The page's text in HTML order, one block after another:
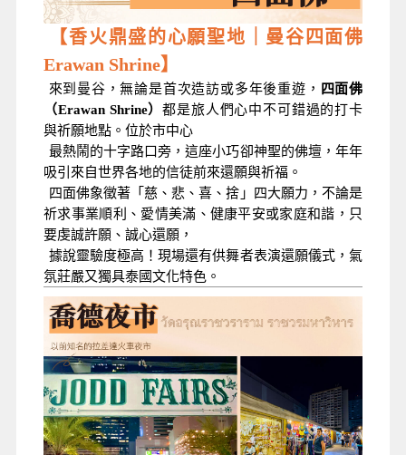
【香火鼎盛的心願聖地｜曼谷四面佛
Erawan Shrine】
來到曼谷，無論是首次造訪或多年後重遊，
四面佛
（Erawan Shrine）都是旅人們心中不可錯過的打卡
與祈願地點。位於市中心
最熱鬧的十字路口旁，這座小巧卻神聖的佛壇，年年
吸引來自世界各地的信徒前來還願與祈福。
四面佛象徵著「慈、悲、喜、捨」四大願力，不論是
祈求事業順利、愛情美滿、健康平安或家庭和諧，只
要虔誠許願、誠心還願，
據說靈驗度極高！現場還有供舞者表演還願儀式，氣
氛莊嚴又獨具泰國文化特色。